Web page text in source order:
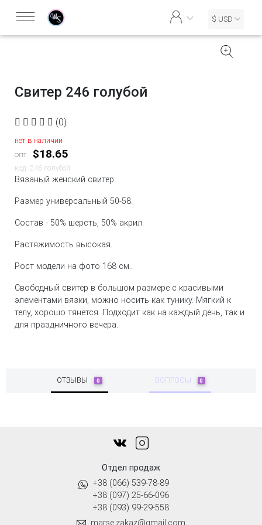
$ USD
Свитер 246 голубой
(0)
нет в наличии
опт $18.65
код: 246 голубой
Вязаный женский свитер.
Размер универсальный 50-58.
Состав - 50% шерсть, 50% акрил.
Растяжимость высокая.
Рост модели на фото 168 см..
Свободный свитер в большом размере с красивыми
элементами вязки, можно носить как тунику. Мягкий к
телу, хорошо тянется. Подходит как на каждый день, так и
для праздничного вечера.
ОТЗЫВЫ 0 ВОПРОСЫ 0
Отдел продаж
+38 (066) 539-78-89
+38 (097) 25-66-096
+38 (093) 99-29-558
marse.zakaz@gmail.com